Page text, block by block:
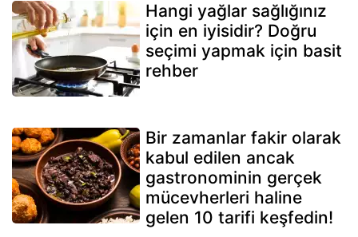
Hangi yağlar sağlığınız
için en iyisidir? Doğru
seçimi yapmak için basit
rehber
Bir zamanlar fakir olarak
kabul edilen ancak
gastronominin gerçek
mücevherleri haline
gelen 10 tarifi keşfedin!